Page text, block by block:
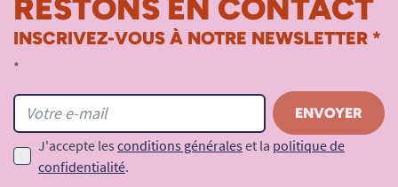
RESTONS EN CONTACT
INSCRIVEZ-VOUS À NOTRE NEWSLETTER *
*
J'accepte les conditions générales et la politique de
confidentialité.